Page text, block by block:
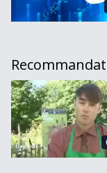
Les Infos du